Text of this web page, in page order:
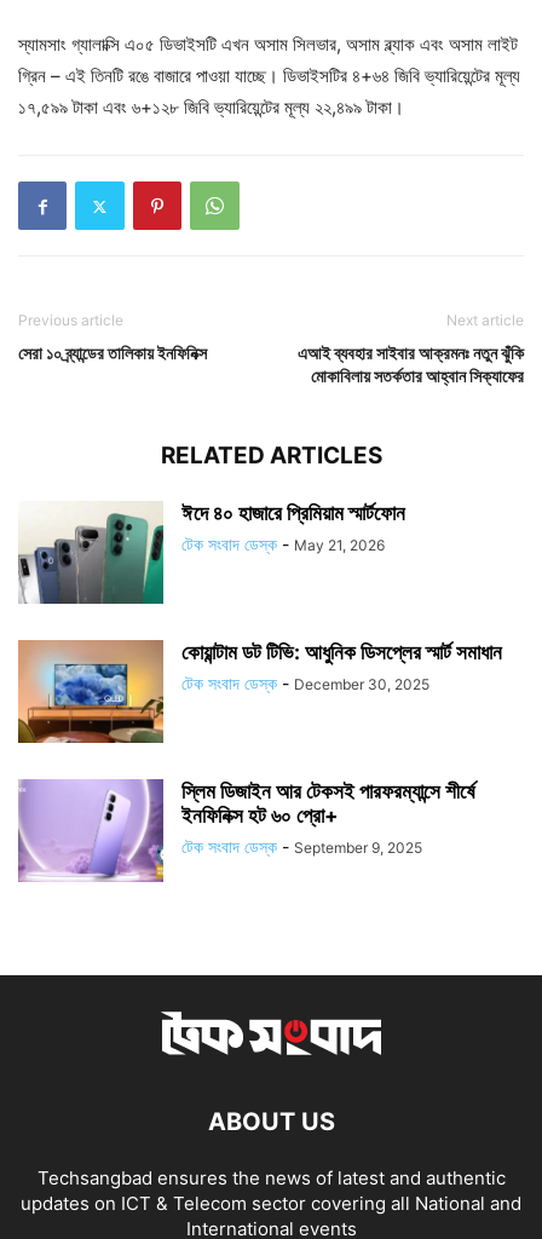
স্যামসাং গ্যালাক্সি এ০৫ ডিভাইসটি এখন অসাম সিলভার, অসাম ব্ল্যাক এবং অসাম লাইট
গ্রিন – এই তিনটি রঙে বাজারে পাওয়া যাচ্ছে। ডিভাইসটির ৪+৬৪ জিবি ভ্যারিয়েন্টের মূল্য
১৭,৫৯৯ টাকা এবং ৬+১২৮ জিবি ভ্যারিয়েন্টের মূল্য ২২,৪৯৯ টাকা।
Previous article
সেরা ১০ ব্র্যান্ডের তালিকায় ইনফিনিক্স
Next article
এআই ব্যবহার সাইবার আক্রমনঃ নতুন ঝুঁকি
মোকাবিলায় সতর্কতার আহ্বান সিক্যাফের
RELATED ARTICLES
ঈদে ৪০ হাজারে প্রিমিয়াম স্মার্টফোন
টেক সংবাদ ডেস্ক - May 21, 2026
কোয়ান্টাম ডট টিভি: আধুনিক ডিসপ্লের স্মার্ট সমাধান
টেক সংবাদ ডেস্ক - December 30, 2025
স্লিম ডিজাইন আর টেকসই পারফরম্যান্সে শীর্ষে
ইনফিনিক্স হট ৬০ প্রো+
টেক সংবাদ ডেস্ক - September 9, 2025
ABOUT US
Techsangbad ensures the news of latest and authentic
updates on ICT & Telecom sector covering all National and
International events